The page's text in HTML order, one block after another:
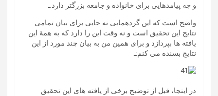
و چه پیامدهایی برای خانواده و جامعه بزرگتر دارد.ـ
واضح است که این گردهمایی نه جایی برای بیان تمامی
نتایج این تحقیق است و نه وقت این را دارد که به همۀ این
یافته ها بپردازد و برای همین من به بیان چند مورد از این
نتایج بسنده می کنم:ـ
در اینجا، قبل از توضیح برخی از یافته های این تحقیق